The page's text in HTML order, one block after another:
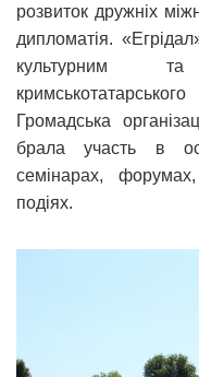
розвиток дружніх
дипломатія.
культурним
Громадська
брала участь в
семінарах,
подіях.